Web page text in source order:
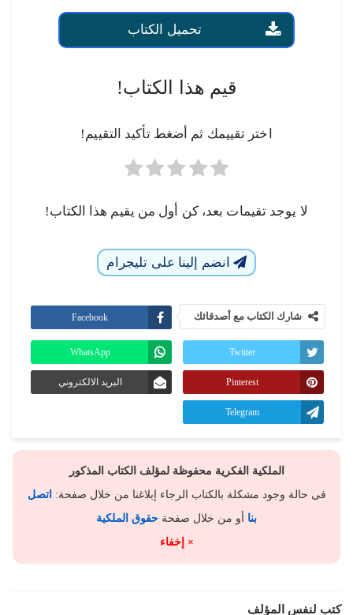
تحميل الكتاب
قيم هذا الكتاب!
اختر تقييمك ثم أضغط تأكيد التقييم!
لا يوجد تقيمات بعد، كن أول من يقيم هذا الكتاب!
انضم إلينا على تليجرام
شارك الكتاب مع أصدقائك Facebook
Twitter
WhatsApp
Pinterest البريد الالكتروني
Telegram
الملكية الفكرية محفوظة لمؤلف الكتاب المذكور
فى حالة وجود مشكلة بالكتاب الرجاء إبلاغنا من خلال صفحة: اتصل
بنا أو من خلال صفحة حقوق الملكية
× إخفاء
كتب لنفس المؤلف